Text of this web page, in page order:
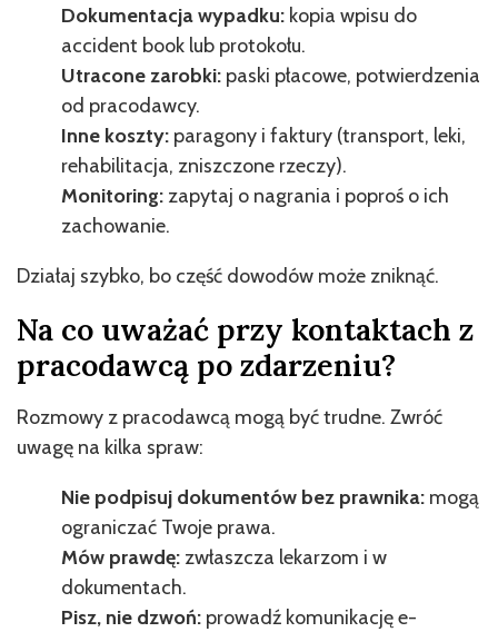
Dokumentacja wypadku: kopia wpisu do
accident book lub protokołu.
Utracone zarobki: paski płacowe, potwierdzenia
od pracodawcy.
Inne koszty: paragony i faktury (transport, leki,
rehabilitacja, zniszczone rzeczy).
Monitoring: zapytaj o nagrania i poproś o ich
zachowanie.
Działaj szybko, bo część dowodów może zniknąć.
Na co uważać przy kontaktach z
pracodawcą po zdarzeniu?
Rozmowy z pracodawcą mogą być trudne. Zwróć
uwagę na kilka spraw:
Nie podpisuj dokumentów bez prawnika: mogą
ograniczać Twoje prawa.
Mów prawdę: zwłaszcza lekarzom i w
dokumentach.
Pisz, nie dzwoń: prowadź komunikację e-